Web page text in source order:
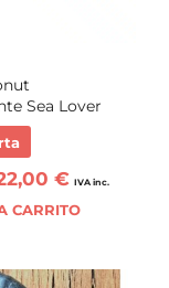
Sea Lover
€ IVA inc.
CARRITO